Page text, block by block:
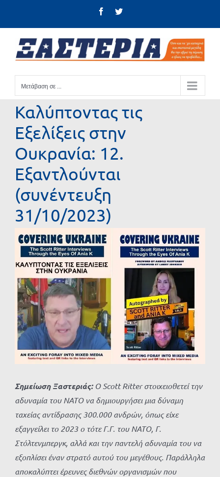
FacebookTwitter
Μετάβαση σε ...
Καλύπτοντας τις
Εξελίξεις στην
Ουκρανία: 12.
Εξαντλούνται
(συνέντευξη
31/10/2023)
Προβολή
μεγαλύτερης
εικόνας
Σημείωση Ξαστεριάς: Ο Scott Ritter στοιχειοθετεί την
αδυναμία του ΝΑΤΟ να δημιουργήσει μια δύναμη
ταχείας αντίδρασης 300.000 ανδρών, όπως είχε
εξαγγείλει το 2023 ο τότε Γ.Γ. του ΝΑΤΟ, Γ.
Στόλτενμπεργκ, αλλά και την παντελή αδυναμία του να
εξοπλίσει έναν στρατό αυτού του μεγέθους. Παράλληλα
αποκαλύπτει έρευνες διεθνών οργανισμών που